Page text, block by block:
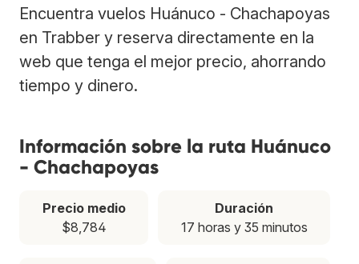
Encuentra vuelos Huánuco - Chachapoyas
en Trabber y reserva directamente en la
web que tenga el mejor precio, ahorrando
tiempo y dinero.
Información sobre la ruta Huánuco
- Chachapoyas
Precio medio
$8,784
Duración
17 horas y 35 minutos